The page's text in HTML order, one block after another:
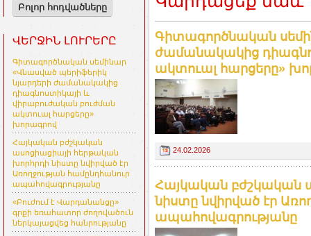
Բոլոր հոդվածները
ՎԵՐՋԻՆ ԼՈՒՐԵՐԸ
Գիտագործնական սեմինար
«Վնասված պերիֆերիկ
նյարդերի ժամանակակից
դիագնոստիկայի և
վիրաբուժական բուժման
ակտուալ հարցերը»
խորագրով
Հայկական բժշկական
ասոցիացիայի հերթական
խորհրդի նիստը նվիրված էր
Առողջության համընդհանուր
ապահովագրությանը
«Բուժում է Վարդանանցը»
գրքի եռահատոր ժողովածուն
ներկայացվեց հանրությանը
Գիտագործնական
ժամանակակից
ակտուալ հարցերը»
24.02.2026
Հայկական բժշկական
նիստը նվիրված էր
ապահովագրությանը